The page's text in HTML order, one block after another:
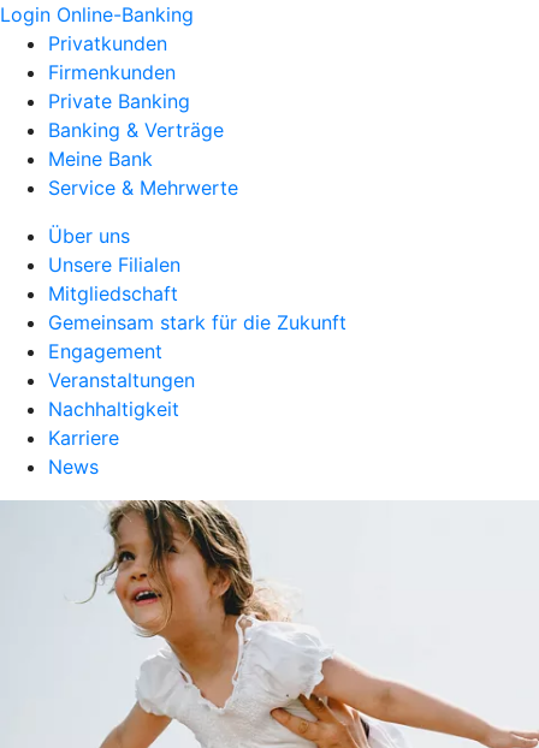
Login Online-Banking
Privatkunden
Firmenkunden
Private Banking
Banking & Verträge
Meine Bank
Service & Mehrwerte
Über uns
Unsere Filialen
Mitgliedschaft
Gemeinsam stark für die Zukunft
Engagement
Veranstaltungen
Nachhaltigkeit
Karriere
News